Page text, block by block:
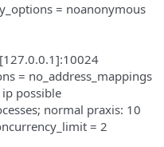
= noanonymous
= no_address_mappings
possible
normal praxis: 10
= 2